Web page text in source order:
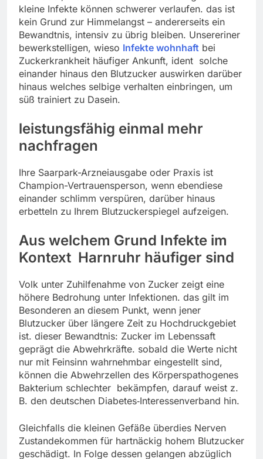
kleine Infekte können schwerer verlaufen. das ist
kein Grund zur Himmelangst – andererseits ein
Bewandtnis, intensiv zu übrig bleiben. Unsereriner
bewerkstelligen, wieso Infekte wohnhaft bei
Zuckerkrankheit häufiger Ankunft, ident solche
einander hinaus den Blutzucker auswirken darüber
hinaus welches selbige verhalten einbringen, um
süß trainiert zu Dasein.
leistungsfähig einmal mehr
nachfragen
Ihre Saarpark-Arzneiausgabe oder Praxis ist
Champion-Vertrauensperson, wenn ebendiese
einander schlimm verspüren, darüber hinaus
erbetteln zu Ihrem Blutzuckerspiegel aufzeigen.
Aus welchem Grund Infekte im
Kontext Harnruhr häufiger sind
Volk unter Zuhilfenahme von Zucker zeigt eine
höhere Bedrohung unter Infektionen. das gilt im
Besonderen an diesem Punkt, wenn jener
Blutzucker über längere Zeit zu Hochdruckgebiet
ist. dieser Bewandtnis: Zucker im Lebenssaft
geprägt die Abwehrkräfte. sobald die Werte nicht
nur mit Feinsinn wahrnehmbar eingestellt sind,
können die Abwehrzellen des Körperspathogenes
Bakterium schlechter bekämpfen, darauf weist z.
B. den deutschen Diabetes‑Interessenverband hin.
Gleichfalls die kleinen Gefäße überdies Nerven
Zustandekommen für hartnäckig hohem Blutzucker
geschädigt. In Folge dessen gelangen abzüglich